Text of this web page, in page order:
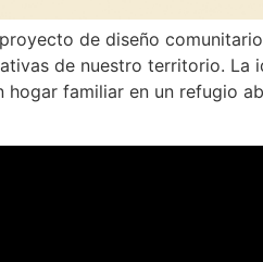
de diseño
de nuestro territorio.
hogar familiar en un refugio